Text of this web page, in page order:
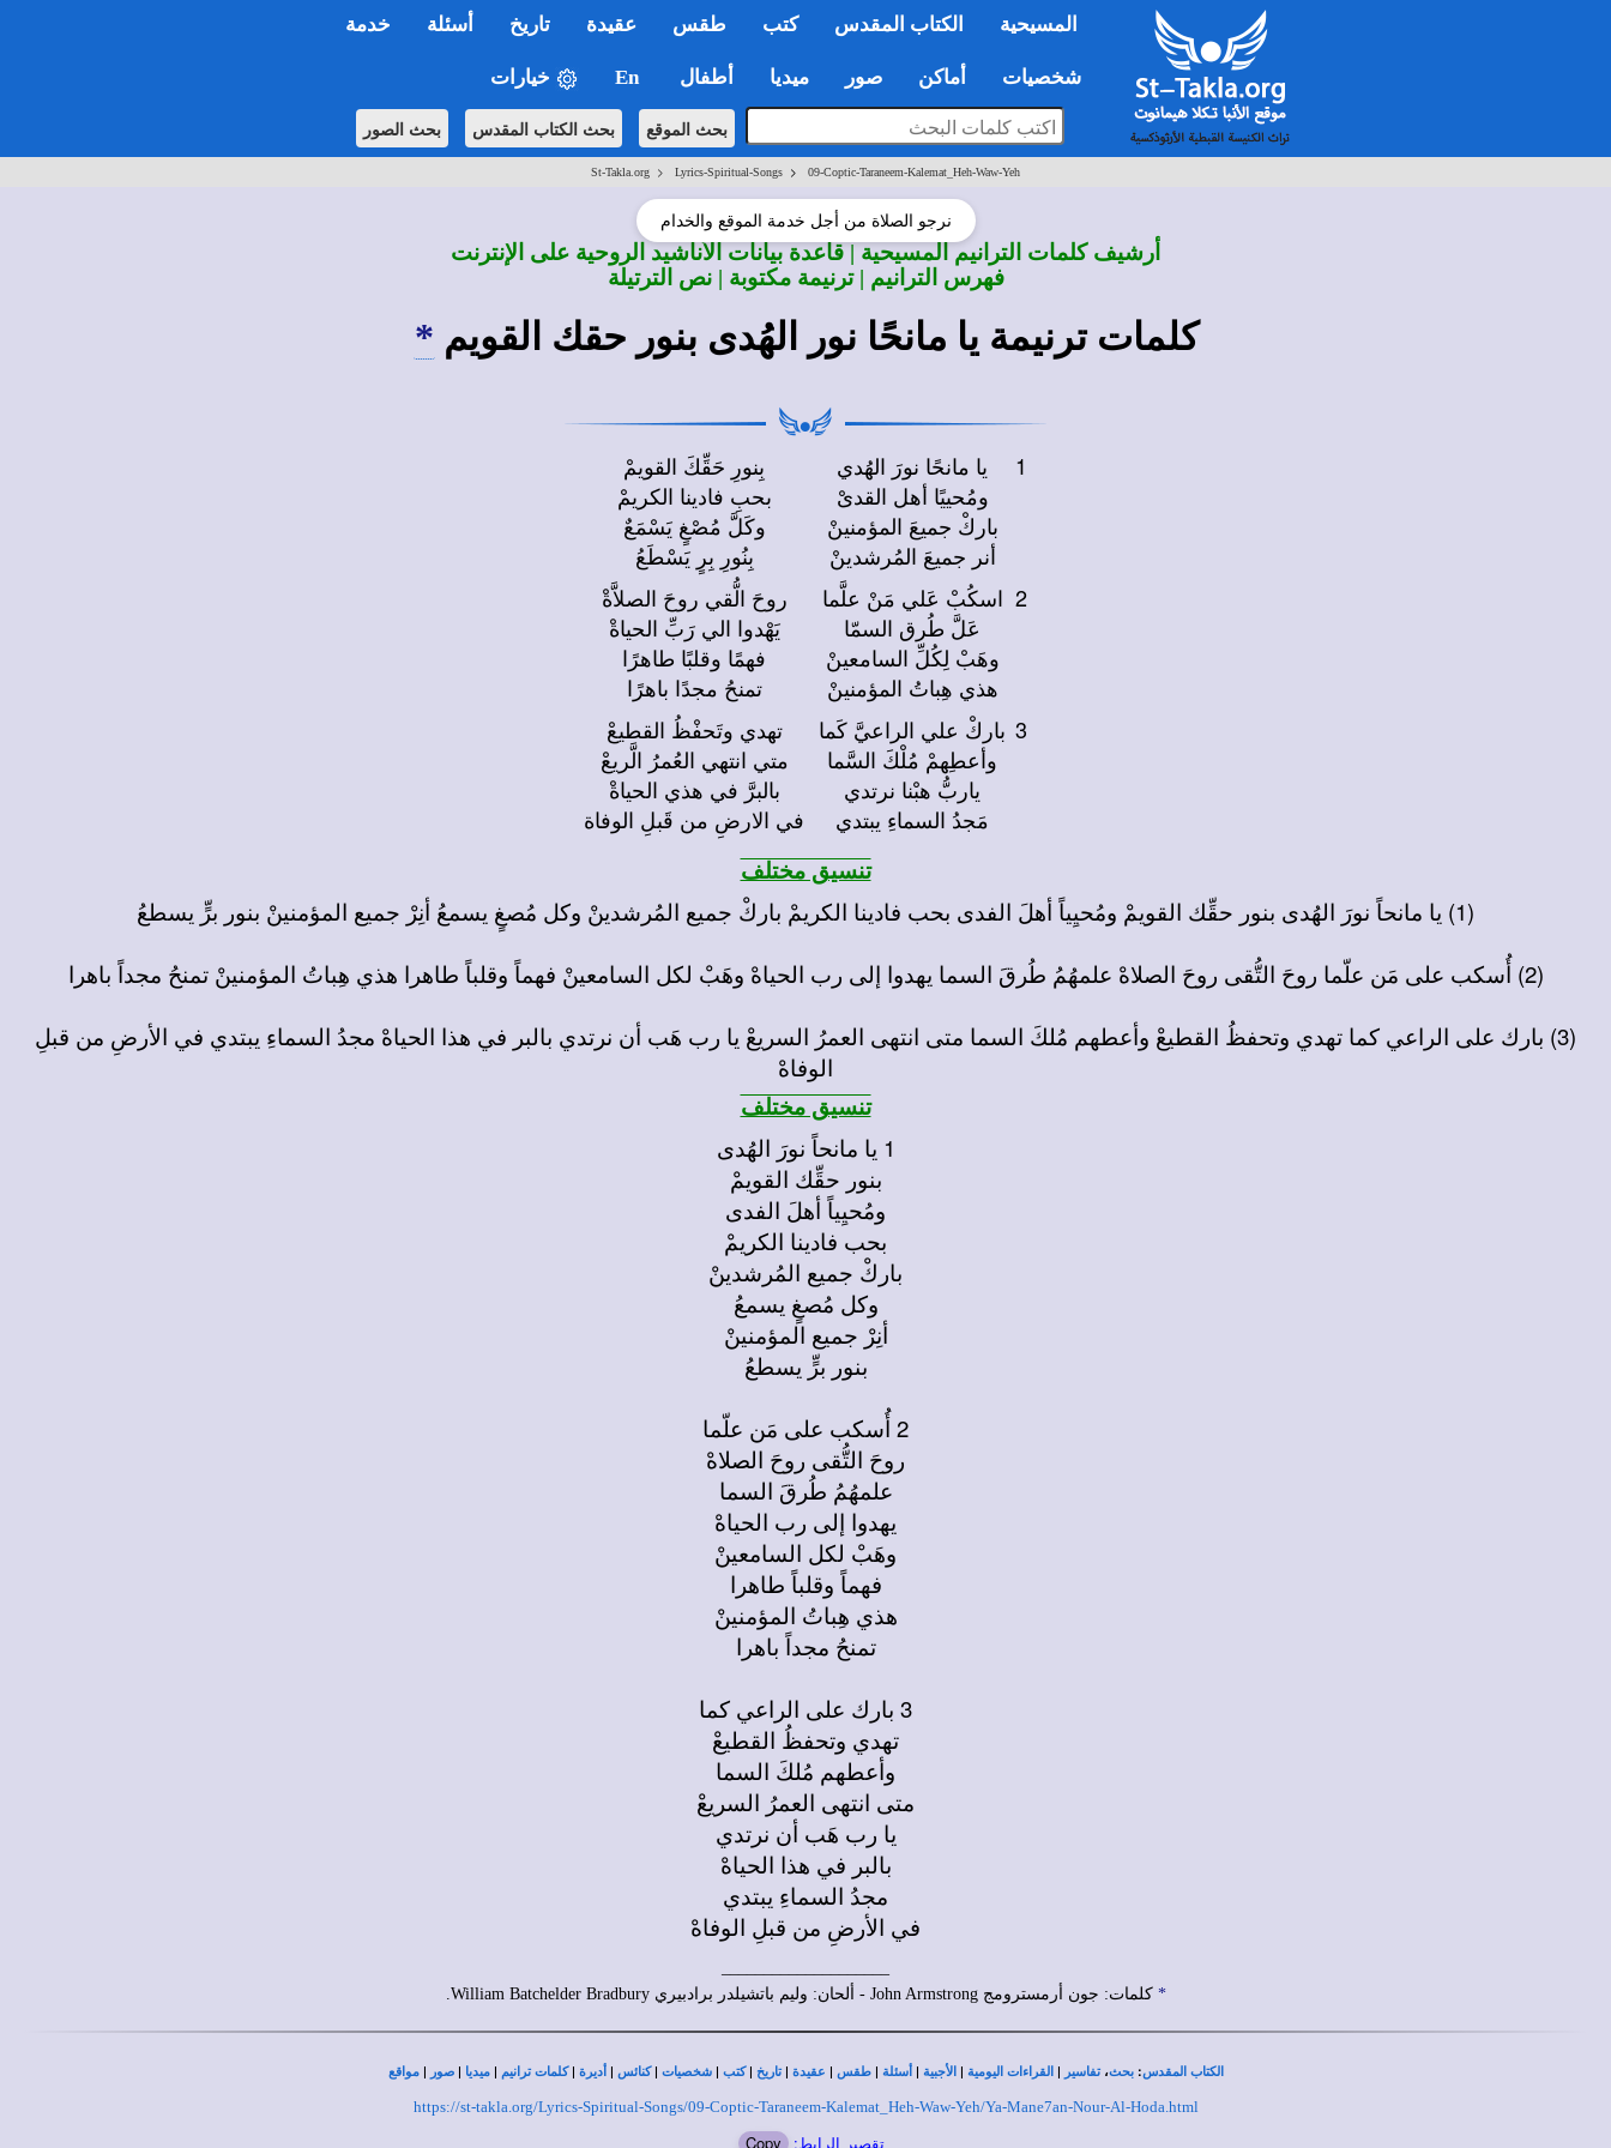
المسيحية الكتاب المقدس كتب طقس عقيدة تاريخ أسئلة خدمة
شخصيات أماكن صور ميديا أطفال En خيارات
بحث الموقع بحث الكتاب المقدس بحث الصور
St-Takla.org > Lyrics-Spiritual-Songs > 09-Coptic-Taraneem-Kalemat_Heh-Waw-Yeh
نرجو الصلاة من أجل خدمة الموقع والخدام
أرشيف كلمات الترانيم المسيحية | قاعدة بيانات الأناشيد الروحية على الإنترنت
فهرس الترانيم | ترنيمة مكتوبة | نص الترتيلة
كلمات ترنيمة يا مانحًا نور الهُدى بنور حقك القويم *
بِنورِ حَقِّكَ القويمْ
بحبِ فادينا الكريمْ
وكَلَّ مُصْغٍ يَسْمَعٌ
بِنُورِ بِرٍ يَسْطَعُ
يا مانحًا نورَ الهُدي
ومُحييًا أهل القدىْ
باركْ جميعَ المؤمنينْ
أنر جميعَ المُرشدينْ
1
روحَ الُّقي روحَ الصلاَّةْ
يَهْدوا الي رَبِّ الحياةْ
فهمًا وقلبًا طاهرًا
تمنحُ مجدًا باهرًا
اسكُبْ عَلي مَنْ علَّما
عَلَّ طُرق السمّا
وهَبْ لِكُلِّ السامعينْ
هذي هِباتُ المؤمنينْ
2
تهدي وتَحفْظُ القطيعْ
متي انتهي العُمرُ الَّريعْ
بالبرَّ في هذي الحياةْ
في الارضِ من قَبلِ الوفاة
باركْ علي الراعيَّ كَما
وأعطِهمْ مُلْكَ السَّما
ياربُّ هبْنا نرتدي
مَجدُ السماءِ يبتدي
3
تنسيق مختلف
(1) يا مانحاً نورَ الهُدى بنور حقِّك القويمْ ومُحيِياً أهلَ الفدى بحب فادينا الكريمْ باركْ جميع المُرشدينْ وكل مُصغٍ يسمعُ أنِرْ جميع المؤمنينْ بنور برٍّ يسطعُ
(2) أُسكب على مَن علّما روحَ التُّقى روحَ الصلاهْ علمهُمُ طُرقَ السما يهدوا إلى رب الحياهْ وهَبْ لكل السامعينْ فهماً وقلباً طاهرا هذي هِباتُ المؤمنينْ تمنحُ مجداً باهرا
(3) بارك على الراعي كما تهدي وتحفظُ القطيعْ وأعطهم مُلكَ السما متى انتهى العمرُ السريعْ يا رب هَب أن نرتدي بالبر في هذا الحياهْ مجدُ السماءِ يبتدي في الأرضِ من قبلِ
الوفاهْ
تنسيق مختلف
1 يا مانحاً نورَ الهُدى
بنور حقِّك القويمْ
ومُحيِياً أهلَ الفدى
بحب فادينا الكريمْ
باركْ جميع المُرشدينْ
وكل مُصغٍ يسمعُ
أنِرْ جميع المؤمنينْ
بنور برٍّ يسطعُ
2 أُسكب على مَن علّما
روحَ التُّقى روحَ الصلاهْ
علمهُمُ طُرقَ السما
يهدوا إلى رب الحياهْ
وهَبْ لكل السامعينْ
فهماً وقلباً طاهرا
هذي هِباتُ المؤمنينْ
تمنحُ مجداً باهرا
3 بارك على الراعي كما
تهدي وتحفظُ القطيعْ
وأعطهم مُلكَ السما
متى انتهى العمرُ السريعْ
يا رب هَب أن نرتدي
بالبر في هذا الحياهْ
مجدُ السماءِ يبتدي
في الأرضِ من قبلِ الوفاهْ
* كلمات: جون أرمسترومج John Armstrong - ألحان: وليم باتشيلدر برادبيري William Batchelder Bradbury.
الكتاب المقدس:بحث،تفاسير | القراءات اليومية | الأجبية | أسئلة |طقس | عقيدة |تاريخ |كتب |شخصيات |كنائس | أديرة |كلمات ترانيم |ميديا |صور |مواقع
https://st-takla.org/Lyrics-Spiritual-Songs/09-Coptic-Taraneem-Kalemat_Heh-Waw-Yeh/Ya-Mane7an-Nour-Al-Hoda.html
تقصير الرابط: Copy